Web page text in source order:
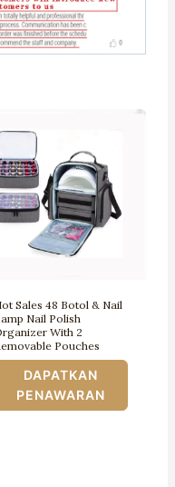
Sales 48 Botol & Nail
Nail Polish
With 2
Pouches
DAPATKAN
PENAWARAN